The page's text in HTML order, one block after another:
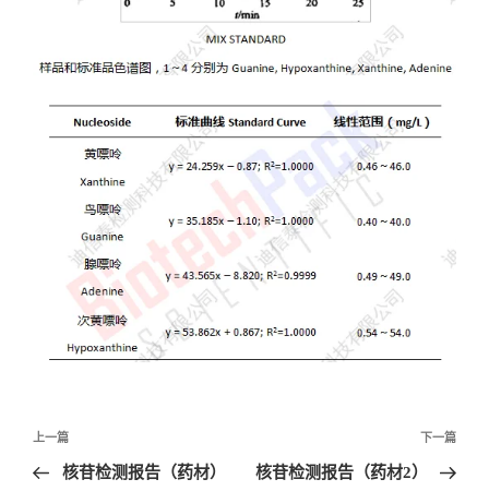
文
章
上一篇
核苷检测报告（药材）
下一篇
核苷检测报告（药材2）